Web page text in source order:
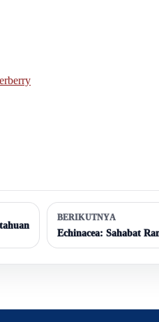
BERIKUTNYA
Echinacea: Sahabat